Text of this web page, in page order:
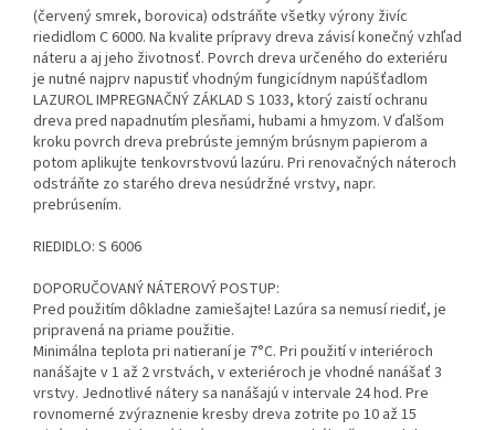
(červený smrek, borovica) odstráňte všetky výrony živíc
riedidlom C 6000. Na kvalite prípravy dreva závisí konečný vzhľad
náteru a aj jeho životnosť. Povrch dreva určeného do exteriéru
je nutné najprv napustiť vhodným fungicídnym napúšťadlom
LAZUROL IMPREGNAČNÝ ZÁKLAD S 1033, ktorý zaistí ochranu
dreva pred napadnutím plesňami, hubami a hmyzom. V ďalšom
kroku povrch dreva prebrúste jemným brúsnym papierom a
potom aplikujte tenkovrstvovú lazúru. Pri renovačných náteroch
odstráňte zo starého dreva nesúdržné vrstvy, napr.
prebrúsením.
RIEDIDLO: S 6006
DOPORUČOVANÝ NÁTEROVÝ POSTUP:
Pred použitím dôkladne zamiešajte! Lazúra sa nemusí riediť, je
pripravená na priame použitie.
Minimálna teplota pri natieraní je 7°C. Pri použití v interiéroch
nanášajte v 1 až 2 vrstvách, v exteriéroch je vhodné nanášať 3
vrstvy. Jednotlivé nátery sa nanášajú v intervale 24 hod. Pre
rovnomerné zvýraznenie kresby dreva zotrite po 10 až 15